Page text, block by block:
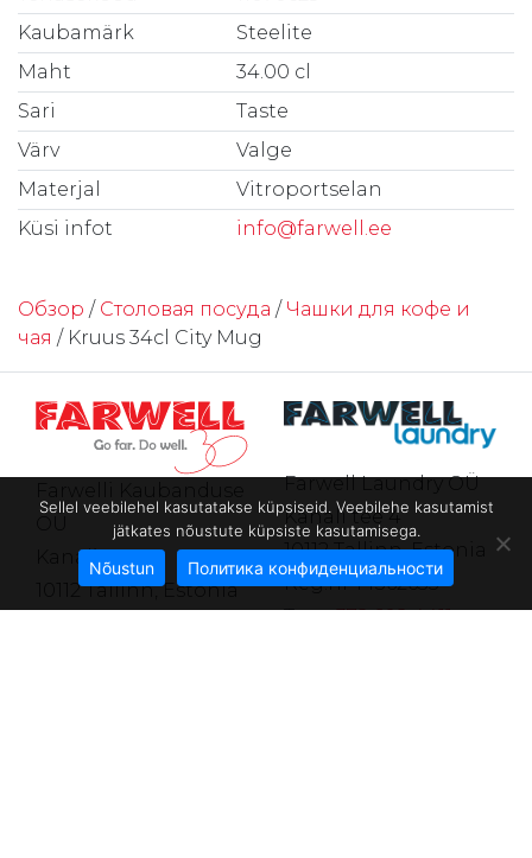
Kaubamärk
Steelite
Maht
34.00 cl
Sari
Taste
Värv
Valge
Materjal
Vitroportselan
Küsi infot
info@farwell.ee
Обзор / Столовая посуда / Чашки для кофе и
чая / Kruus 34cl City Mug
Kanali tee 4
10112 Tallinn, Estonia
Farwell Laundry OÜ
Kanali tee 4
10112 Tallinn, Estonia
Reg.nr 14362635
Тел.+372 602 4411
Sellel veebilehel kasutatakse küpsiseid. Veebilehe kasutamist
jätkates nõustute küpsiste kasutamisega.
Nõustun Политика конфиденциальности